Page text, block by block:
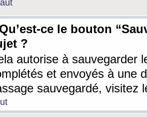
ce le bouton
?
autorise à sauvegarder
et envoyés à une
sauvegardé, visitez